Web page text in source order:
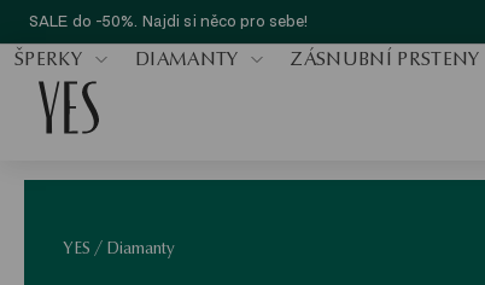
SALE do -50%. Najdi si něco pro sebe!
ŠPERKY DIAMANTY ZÁSNUBNÍ PRSTENY
YES / Diamanty